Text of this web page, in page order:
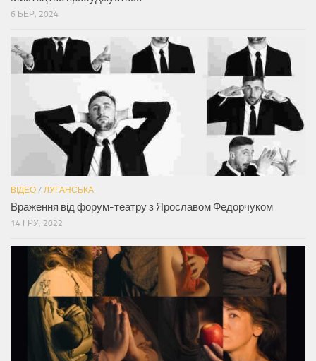
6 БЕР, 2024
ВІДЕО / ЛУГАНСЬКА
Враження від форум-театру з Ярославом Федорчуком
14 ГРУ, 2022